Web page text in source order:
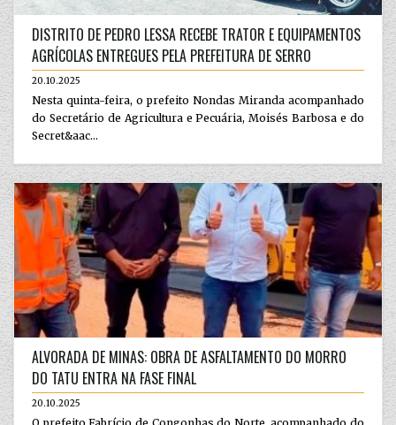
DISTRITO DE PEDRO LESSA RECEBE TRATOR E EQUIPAMENTOS
AGRÍCOLAS ENTREGUES PELA PREFEITURA DE SERRO
20.10.2025
Nesta quinta-feira, o prefeito Nondas Miranda acompanhado
do Secretário de Agricultura e Pecuária, Moisés Barbosa e do
Secret&aac...
ALVORADA DE MINAS: OBRA DE ASFALTAMENTO DO MORRO
DO TATU ENTRA NA FASE FINAL
20.10.2025